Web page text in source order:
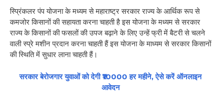
स्प्रिंकलर पंप योजना के मध्यम से महाराष्ट्र सरकार राज्य के आर्थिक रूप से
कमजोर किसानों की सहायता करना चाहती है इस योजना के मध्यम से सरकार
राज्य के किसानों की फसलों की उपज बढ़ाने के लिए उन्हें फ्री में बैटरी से चलने
वाली स्प्रे मशीन प्रदान करना चाहती हैं इस योजना के माध्यम से सरकार किसानों
की स्थिति में सुधार लाना चाहती हैं।
सरकार बेरोजगार युवाओं को देगी ₹10000 हर महीने, ऐसे करें ऑनलाइन
आवेदन